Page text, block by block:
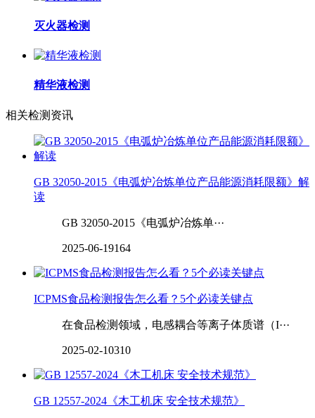
灭火器检测
精华液检测
相关检测资讯
GB 32050-2015《电弧炉冶炼单位产品能源消耗限额》解
读
GB 32050-2015《电弧炉冶炼单···
2025-06-19164
ICPMS食品检测报告怎么看？5个必读关键点
在食品检测领域，电感耦合等离子体质谱（I···
2025-02-10310
GB 12557-2024《木工机床 安全技术规范》